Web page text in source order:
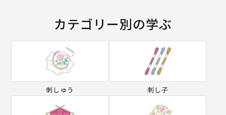
カテゴリー別の学ぶ
刺しゅう 刺し子